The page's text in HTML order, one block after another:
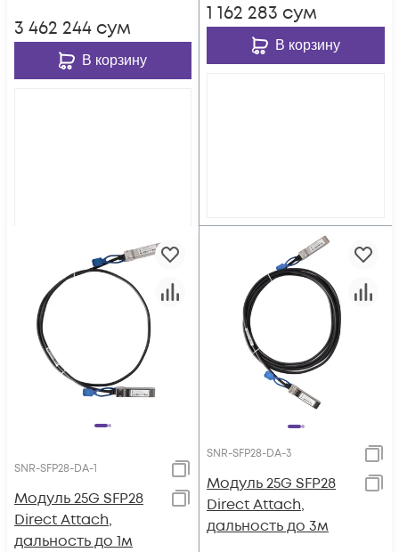
3 462 244 сум
В корзину
1 162 283 сум
В корзину
SNR-SFP28-DA-1
Модуль 25G SFP28
Direct Attach,
дальность до 1м
SNR-SFP28-DA-3
Модуль 25G SFP28
Direct Attach,
дальность до 3м